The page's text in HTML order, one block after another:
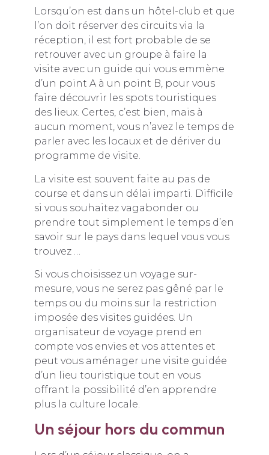
Lorsqu’on est dans un hôtel-club et que
l’on doit réserver des circuits via la
réception, il est fort probable de se
retrouver avec un groupe à faire la
visite avec un guide qui vous emmène
d’un point A à un point B, pour vous
faire découvrir les spots touristiques
des lieux. Certes, c’est bien, mais à
aucun moment, vous n’avez le temps de
parler avec les locaux et de dériver du
programme de visite.
La visite est souvent faite au pas de
course et dans un délai imparti. Difficile
si vous souhaitez vagabonder ou
prendre tout simplement le temps d’en
savoir sur le pays dans lequel vous vous
trouvez …
Si vous choisissez un voyage sur-
mesure, vous ne serez pas gêné par le
temps ou du moins sur la restriction
imposée des visites guidées. Un
organisateur de voyage prend en
compte vos envies et vos attentes et
peut vous aménager une visite guidée
d’un lieu touristique tout en vous
offrant la possibilité d’en apprendre
plus la culture locale.
Un séjour hors du commun